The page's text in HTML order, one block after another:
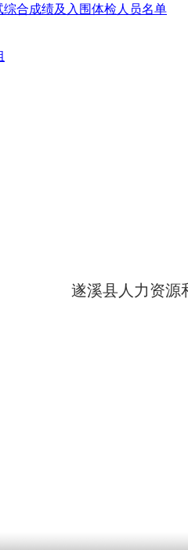
合成绩及入围体检人员名单
遂溪县人力资